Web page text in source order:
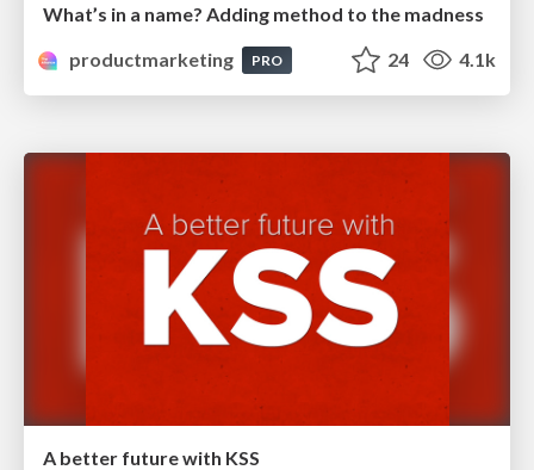
What’s in a name? Adding method to the madness
productmarketing
PRO 24 4.1k
A better future with KSS